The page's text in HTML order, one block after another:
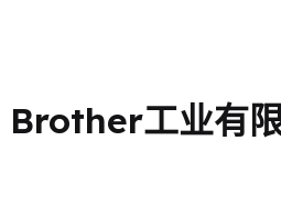
Brother工业有